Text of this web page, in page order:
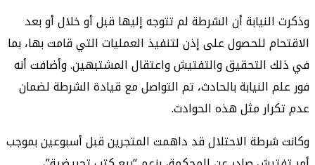
وذكرت النيابة أن الشرطة لم تتوجه إليها قبل أو خلال أو بعد
الاقتحام للحصول على إذن لتنفيذ العمليات التي قامت بها، بما
في ذلك التحقيق والتفتيش واعتقال المشتبهين. وأضافت أنه
فور علم النيابة بالحادث، تم التواصل مع قيادة الشرطة لضمان
عدم تكرار مثل هذه الحوادث.
وكانت شرطة الاحتلال قد داهمت المتجرين قبل أسبوعين بموجب